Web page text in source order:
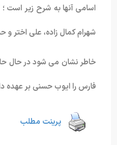
اسامی آنها به شرح زیر است
شهرام کمال زاده، علی اختر و
خاطر نشان می شود در حال
فارس را ایوب حسنی بر عهده
پرینت مطلب